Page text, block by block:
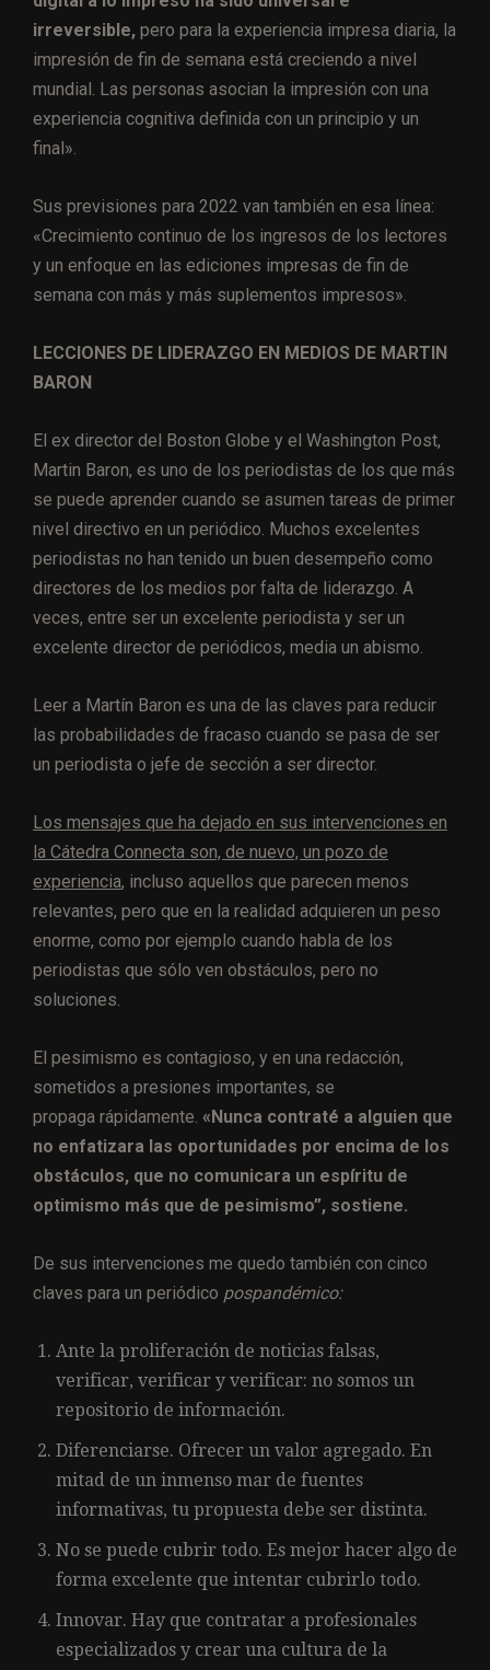
irreversible, pero para la experiencia impresa diaria, la
impresión de fin de semana está creciendo a nivel
mundial. Las personas asocian la impresión con una
experiencia cognitiva definida con un principio y un
final».
Sus previsiones para 2022 van también en esa línea:
«Crecimiento continuo de los ingresos de los lectores
y un enfoque en las ediciones impresas de fin de
semana con más y más suplementos impresos».
LECCIONES DE LIDERAZGO EN MEDIOS DE MARTIN
BARON
El ex director del Boston Globe y el Washington Post,
Martin Baron, es uno de los periodistas de los que más
se puede aprender cuando se asumen tareas de primer
nivel directivo en un periódico. Muchos excelentes
periodistas no han tenido un buen desempeño como
directores de los medios por falta de liderazgo. A
veces, entre ser un excelente periodista y ser un
excelente director de periódicos, media un abismo.
Leer a Martín Baron es una de las claves para reducir
las probabilidades de fracaso cuando se pasa de ser
un periodista o jefe de sección a ser director.
Los mensajes que ha dejado en sus intervenciones en
la Cátedra Connecta son, de nuevo, un pozo de
experiencia, incluso aquellos que parecen menos
relevantes, pero que en la realidad adquieren un peso
enorme, como por ejemplo cuando habla de los
periodistas que sólo ven obstáculos, pero no
soluciones.
El pesimismo es contagioso, y en una redacción,
sometidos a presiones importantes, se
propaga rápidamente. «Nunca contraté a alguien que
no enfatizara las oportunidades por encima de los
obstáculos, que no comunicara un espíritu de
optimismo más que de pesimismo”, sostiene.
De sus intervenciones me quedo también con cinco
claves para un periódico pospandémico:
Ante la proliferación de noticias falsas,
verificar, verificar y verificar: no somos un
repositorio de información.
Diferenciarse. Ofrecer un valor agregado. En
mitad de un inmenso mar de fuentes
informativas, tu propuesta debe ser distinta.
No se puede cubrir todo. Es mejor hacer algo de
forma excelente que intentar cubrirlo todo.
Innovar. Hay que contratar a profesionales
especializados y crear una cultura de la